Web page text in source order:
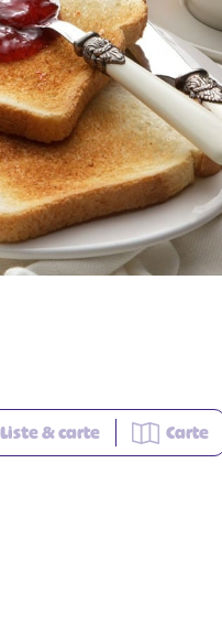
Liste & carte Carte